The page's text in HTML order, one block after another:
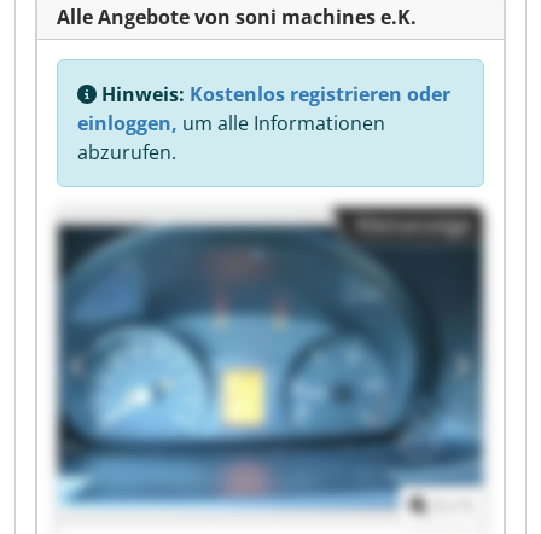
Alle Angebote von soni machines e.K.
Hinweis: Kostenlos registrieren oder
einloggen, um alle Informationen
abzurufen.
Kleinanzeige